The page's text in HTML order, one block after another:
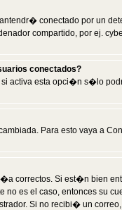
conectado por un
compartido, por ej.
conectados?
si activa esta opci�n s�lo
Para esto vaya a
correctos. Si est�n bien
es el caso, entonces su
Si no recibi� un